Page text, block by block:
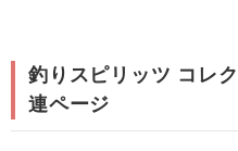
釣りスピリッツ コレ
連ページ